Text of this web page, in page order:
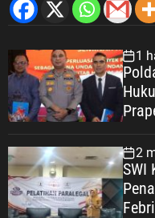
1
2
SWI